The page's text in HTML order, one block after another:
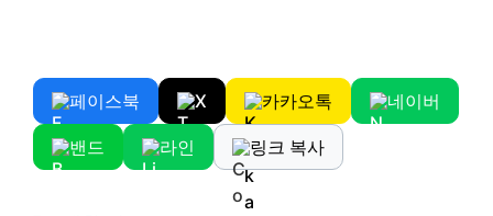
페이스북 X 카카오톡 네이버
밴드 라인 링크 복사